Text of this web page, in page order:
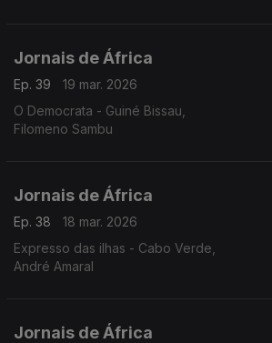
Jornais de África
Ep. 39
19 mar. 2026
O Democrata - Guiné Bissau,
Filomeno Sambu
Jornais de África
Ep. 38
18 mar. 2026
Expresso das ilhas - Cabo Verde,
André Amaral
Jornais de África